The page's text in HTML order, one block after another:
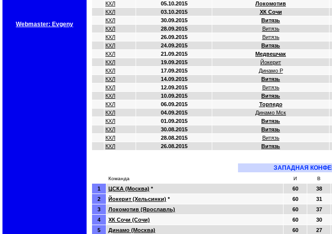
Webmaster: Evgeny
КХЛ
05.10.2015 Локомотив
КХЛ
03.10.2015 ХК Сочи
КХЛ
30.09.2015 Витязь
КХЛ
28.09.2015 Витязь
КХЛ
26.09.2015 Витязь
КХЛ
24.09.2015 Витязь
КХЛ
21.09.2015 Медвешчак
КХЛ
19.09.2015 Йокерит
КХЛ
17.09.2015 Динамо Р
КХЛ
14.09.2015 Витязь
КХЛ
12.09.2015 Витязь
КХЛ
10.09.2015 Витязь
КХЛ
06.09.2015 Торпедо
КХЛ
04.09.2015 Динамо Мск
КХЛ
01.09.2015 Витязь
КХЛ
30.08.2015 Витязь
КХЛ
28.08.2015 Витязь
КХЛ
26.08.2015 Витязь
ЗАПАДНАЯ
Команда И В
1 ЦСКА (Москва) * 60 38
2
Йокерит (Хельсинки) * 60 31
3
Локомотив (Ярославль) 60 37
4
ХК Сочи (Сочи) 60 30
5
Динамо (Москва) 60 27